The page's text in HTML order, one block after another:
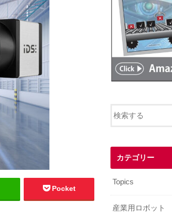
Pocket
カテゴリー
Topics
産業用ロボット